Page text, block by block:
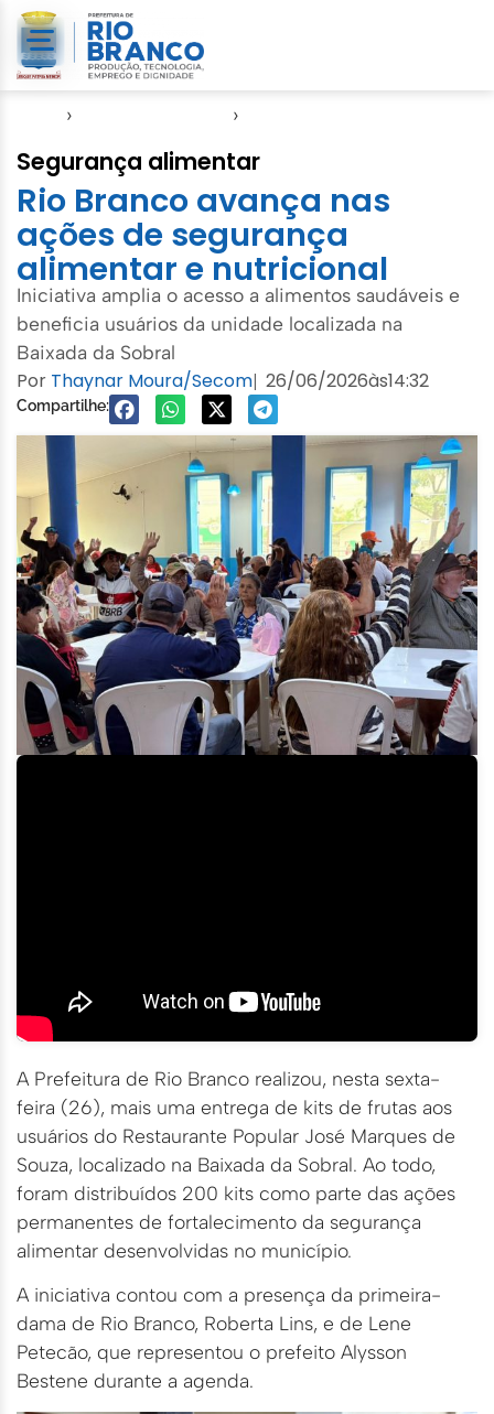
› ›
Segurança alimentar
Rio Branco avança nas
ações de segurança
alimentar e nutricional
Iniciativa amplia o acesso a alimentos saudáveis e
beneficia usuários da unidade localizada na
Baixada da Sobral
Por Thaynar Moura/Secom| 26/06/2026às14:32
Compartilhe:
A Prefeitura de Rio Branco realizou, nesta sexta-
feira (26), mais uma entrega de kits de frutas aos
usuários do Restaurante Popular José Marques de
Souza, localizado na Baixada da Sobral. Ao todo,
foram distribuídos 200 kits como parte das ações
permanentes de fortalecimento da segurança
alimentar desenvolvidas no município.
A iniciativa contou com a presença da primeira-
dama de Rio Branco, Roberta Lins, e de Lene
Petecão, que representou o prefeito Alysson
Bestene durante a agenda.